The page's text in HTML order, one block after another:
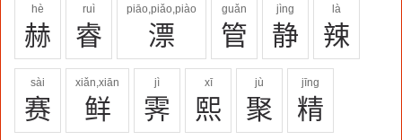
hè
赫
ruì
睿
piāo,piǎo,piào
漂
guǎn
管
jìng
静
là
辣
sài
赛
xiǎn,xiān
鲜
jì
霁
xī
熙
jù
聚
jīng
精